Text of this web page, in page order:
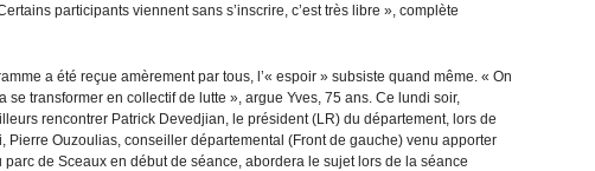
participants viennent sans s’inscrire, c’est très libre », complète
a été reçue amèrement par tous, l’« espoir » subsiste quand même. « On
se transformer en collectif de lutte », argue Yves, 75 ans. Ce lundi soir,
rencontrer Patrick Devedjian, le président (LR) du département, lors de
Pierre Ouzoulias, conseiller départemental (Front de gauche) venu apporter
de Sceaux en début de séance, abordera le sujet lors de la séance